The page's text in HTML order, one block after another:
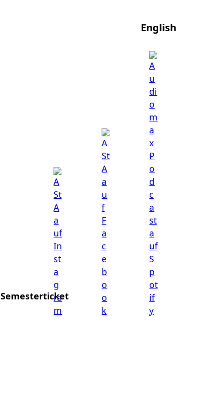
Semesterticket
English